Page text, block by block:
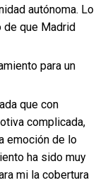
autónoma. Lo
de que Madrid
para un
que con
complicada,
emoción de lo
ha sido muy
mi la cobertura